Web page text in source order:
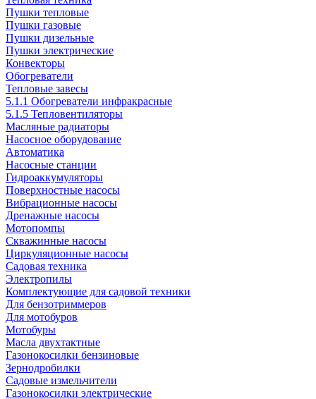
Пушки тепловые
Пушки газовые
Пушки дизельные
Пушки электрические
Конвекторы
Обогреватели
Тепловые завесы
5.1.1 Обогреватели инфракрасные
5.1.5 Тепловентиляторы
Масляные радиаторы
Насосное оборудование
Автоматика
Насосные станции
Гидроаккумуляторы
Поверхностные насосы
Вибрационные насосы
Дренажные насосы
Мотопомпы
Скважинные насосы
Циркуляционные насосы
Садовая техника
Электропилы
Комплектующие для садовой техники
Для бензотриммеров
Для мотобуров
Мотобуры
Масла двухтактные
Газонокосилки бензиновые
Зернодробилки
Садовые измельчители
Газонокосилки электрические